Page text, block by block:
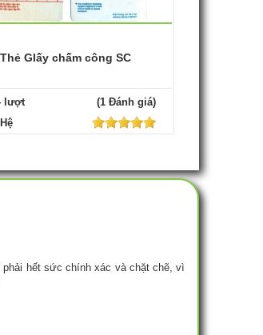
Thẻ GIấy chấm công SC
lượt
(1 Đánh giá)
phải hết sức chính xác và chặt chẽ, vì